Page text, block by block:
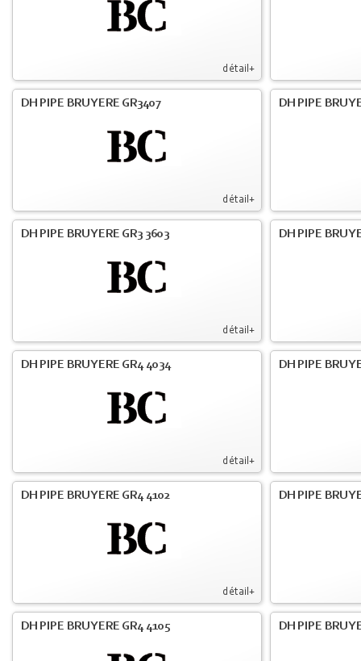
détail+
détail+
DH PIPE BRUYERE GR3407 DH PIPE
détail+
DH PIPE BRUYERE GR3 3603 DH PIPE
détail+
DH PIPE BRUYERE GR4 4034 DH PIPE
détail+
DH PIPE BRUYERE GR4 4102 DH PIPE
DH PIPE BRUYERE GR4 4105 DH PIPE